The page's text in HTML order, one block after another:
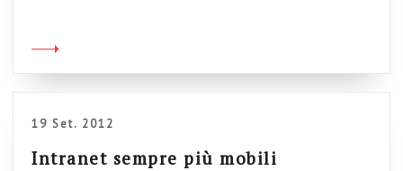
sviluppato applicazioni del genere (l’ha
Use“). Le migliori finiranno in uno dei suoi
19 Set. 2012
Intranet sempre più mobili